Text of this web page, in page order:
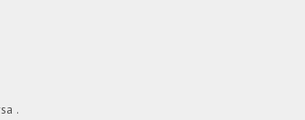
.